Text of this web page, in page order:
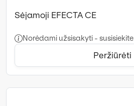
Sėjamoji EFECTA CE
Norėdami užsisakyti - susisiekite
Peržiūrėti